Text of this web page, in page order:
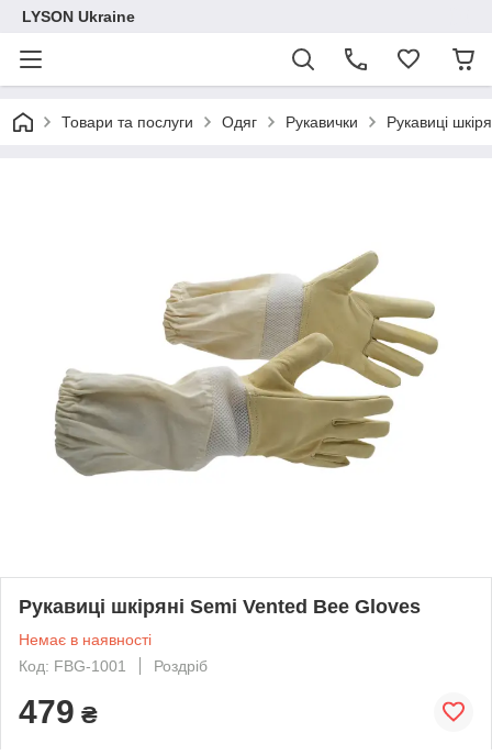
LYSON Ukraine
Товари та послуги Одяг Рукавички Рукавиці
Рукавиці шкіряні Semi Vented Bee Gloves
Немає в наявності
Код: FBG-1001
Роздріб
479 ₴